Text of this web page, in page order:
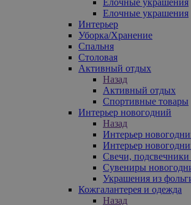
Елочные украшения
Интерьер
Уборка/Хранение
Спальня
Столовая
Активный отдых
Назад
Активный отдых
Спортивные товары
Интерьер новогодний
Назад
Интерьер
Интерьер
Свечи,
Сувениры
Украшения из
Кожгалантерея и одежда
Назад